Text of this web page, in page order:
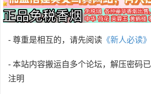
- 尊重是相互的，请先阅读 《新人必读》
- 本站内容搬运自多个论坛，解压密码
注明